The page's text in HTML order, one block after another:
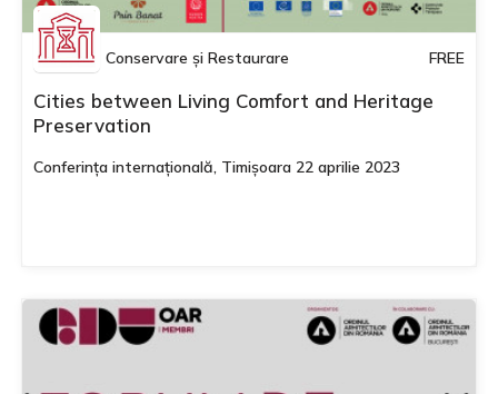
Conservare și Restaurare FREE
Cities between Living Comfort and Heritage
Preservation
Conferința internațională, Timișoara 22 aprilie 2023